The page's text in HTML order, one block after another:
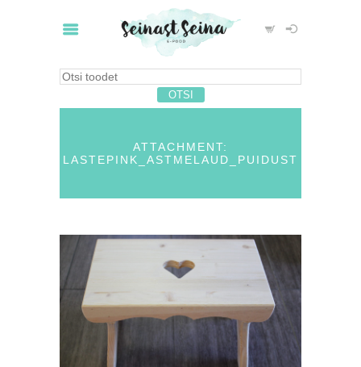
ATTACHMENT:
LASTEPINK_ASTMELAUD_PUIDUST